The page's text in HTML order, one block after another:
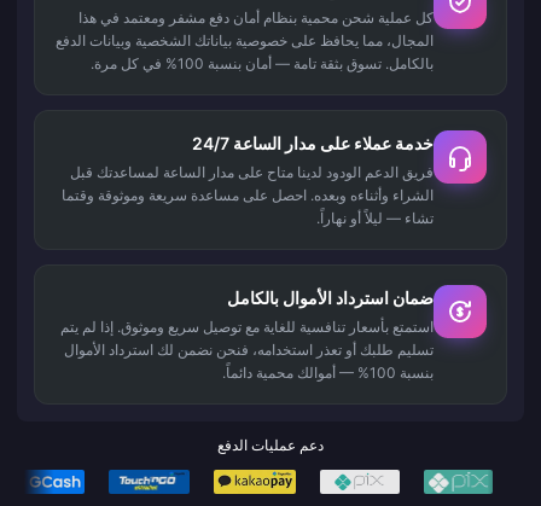
كل عملية شحن محمية بنظام أمان دفع مشفر ومعتمد في هذا
المجال، مما يحافظ على خصوصية بياناتك الشخصية وبيانات الدفع
بالكامل. تسوق بثقة تامة — أمان بنسبة 100% في كل مرة.
خدمة عملاء على مدار الساعة 24/7
فريق الدعم الودود لدينا متاح على مدار الساعة لمساعدتك قبل
الشراء وأثناءه وبعده. احصل على مساعدة سريعة وموثوقة وقتما
تشاء — ليلاً أو نهاراً.
ضمان استرداد الأموال بالكامل
استمتع بأسعار تنافسية للغاية مع توصيل سريع وموثوق. إذا لم يتم
تسليم طلبك أو تعذر استخدامه، فنحن نضمن لك استرداد الأموال
بنسبة 100% — أموالك محمية دائماً.
دعم عمليات الدفع